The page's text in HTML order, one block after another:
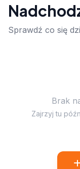
Sprawdź co się
Brak
Zajrzyj tu